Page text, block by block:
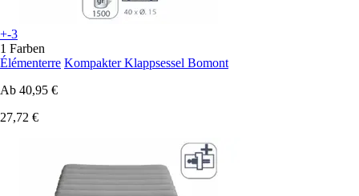
+-3
1 Farben
Élémenterre Kompakter Klappsessel Bomont
Ab 40,95 €
27,72 €